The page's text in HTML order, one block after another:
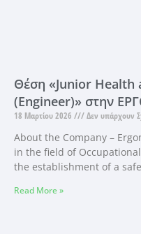
Θέση «Junior
(Engineer)» στην
18 Μαρτίου 2026 Δεν υπάρχουν
About the Company –
in the field of
the establishment of a safe
Read More »